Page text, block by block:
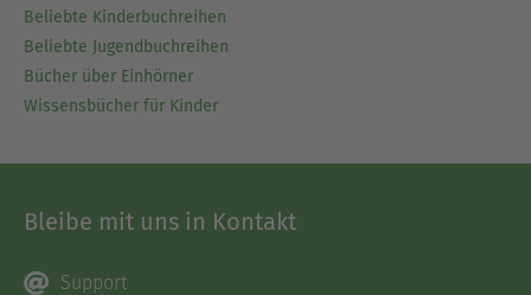
Beliebte Kinderbuchreihen
Beliebte Jugendbuchreihen
Bücher über Einhörner
Wissensbücher für Kinder
Bleibe mit uns in Kontakt
Support